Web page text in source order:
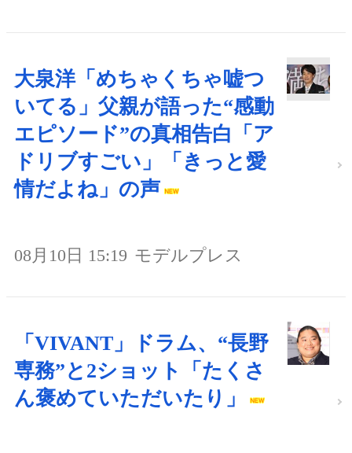
大泉洋「めちゃくちゃ嘘つ
いてる」父親が語った“感動
エピソード”の真相告白「ア
ドリブすごい」「きっと愛
情だよね」の声
08月10日 15:19 モデルプレス
「VIVANT」ドラム、“長野
専務”と2ショット「たくさ
ん褒めていただいたり」